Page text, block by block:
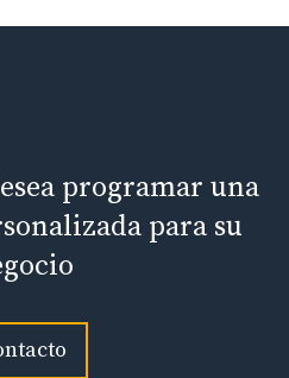
programar una
para su